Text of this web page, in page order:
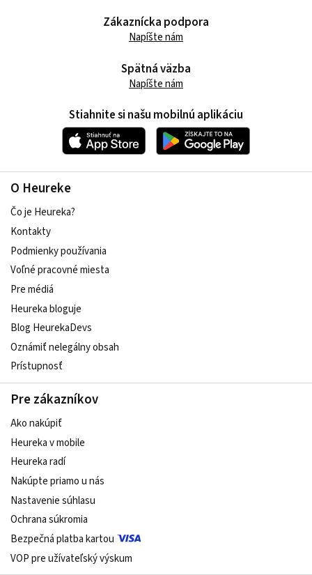
O Heureke
Čo je Heureka?
Kontakty
Podmienky používania
Voľné pracovné miesta
Pre médiá
Heureka bloguje
Blog HeurekaDevs
Oznámiť nelegálny obsah
Prístupnosť
Pre zákazníkov
Ako nakúpiť
Heureka v mobile
Heureka radí
Nakúpte priamo u nás
Nastavenie súhlasu
Ochrana súkromia
Bezpečná platba kartou
VOP pre užívateľský výskum
Zákaznícka podpora
Napíšte nám
Spätná väzba
Napíšte nám
Stiahnite si našu mobilnú aplikáciu